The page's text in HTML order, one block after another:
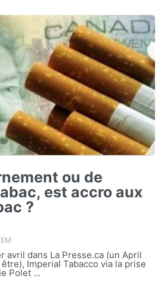
ou de
est accro aux
?
avril dans La Presse.ca (un April
Imperial Tabacco via la prise
Polet ...